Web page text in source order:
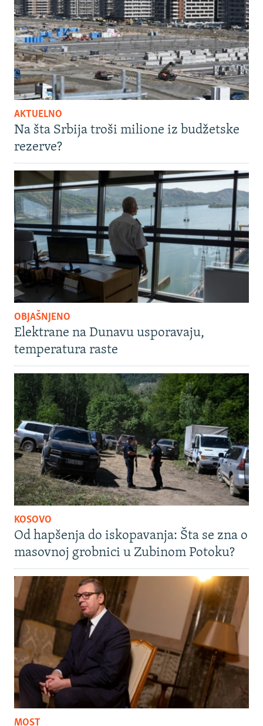
AKTUELNO
Na šta Srbija troši milione iz budžetske
rezerve?
OBJAŠNJENO
Elektrane na Dunavu usporavaju,
temperatura raste
KOSOVO
Od hapšenja do iskopavanja: Šta se zna o
masovnoj grobnici u Zubinom Potoku?
MOST